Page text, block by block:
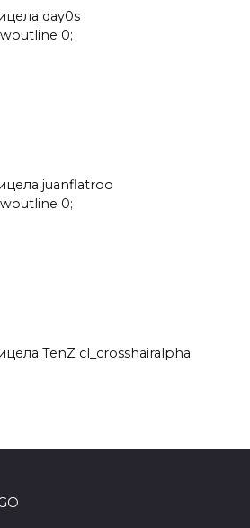
day0s
0;
juanflatroo
0;
TenZ cl_crosshairalpha